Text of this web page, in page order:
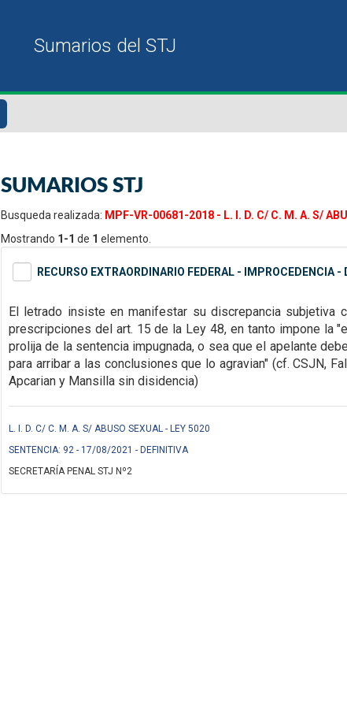
SUMARIOS STJ
Busqueda realizada: MPF-VR-00681-2018 - L. I. D. C/ C. M. A. S/
Mostrando 1-1 de 1 elemento.
RECURSO EXTRAORDINARIO FEDERAL - IMPROCEDENCIA
El letrado insiste en manifestar su discrepancia subjetiva
prescripciones del art. 15 de la Ley 48, en tanto impone la
prolija de la sentencia impugnada, o sea que el apelante
para arribar a las conclusiones que lo agravian" (cf. CSJN,
Apcarian y Mansilla sin disidencia)
L. I. D. C/ C. M. A. S/ ABUSO SEXUAL - LEY 5020
SENTENCIA: 92 - 17/08/2021 - DEFINITIVA
SECRETARÍA PENAL STJ Nº2